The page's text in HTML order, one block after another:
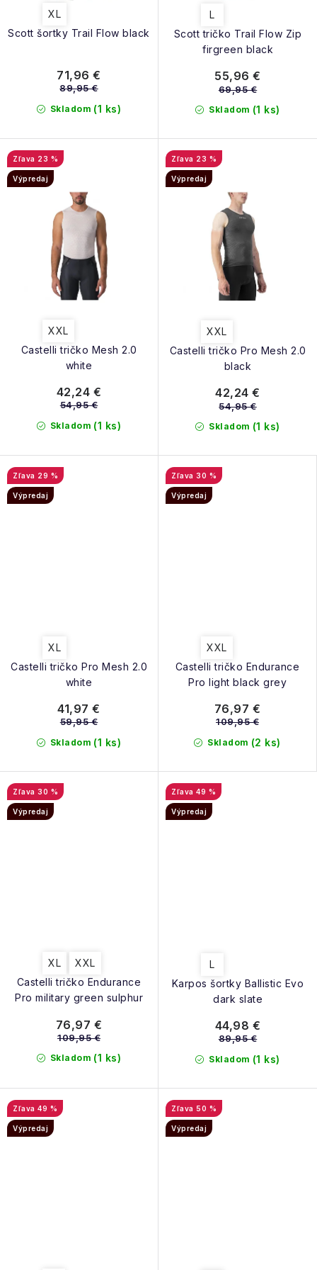
Scott šortky Trail Flow black
XL
Skladom (1 ks)
71,96 €
89,95 €
Scott tričko Trail Flow Zip
firgreen black
L
Skladom (1 ks)
55,96 €
69,95 €
Castelli tričko Mesh 2.0
white
23 %
Výpredaj
XXL
Skladom (1 ks)
42,24 €
54,95 €
Castelli tričko Pro Mesh 2.0
black
23 %
Výpredaj
XXL
Skladom (1 ks)
42,24 €
54,95 €
Castelli tričko Pro Mesh 2.0
white
29 %
Výpredaj
XL
Skladom (1 ks)
41,97 €
59,95 €
Castelli tričko Endurance
Pro light black grey
30 %
Výpredaj
XXL
Skladom (2 ks)
76,97 €
109,95 €
Castelli tričko Endurance
Pro military green sulphur
30 %
Výpredaj
XL XXL
Skladom (1 ks)
76,97 €
109,95 €
Karpos šortky Ballistic Evo
dark slate
49 %
Výpredaj
L
Skladom (1 ks)
44,98 €
89,95 €
49 %
Výpredaj
50 %
Výpredaj